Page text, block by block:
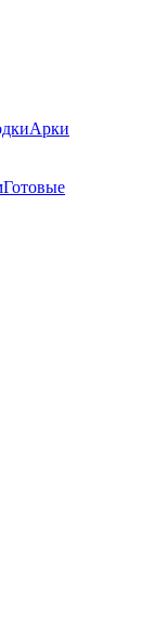
Арки
Готовые